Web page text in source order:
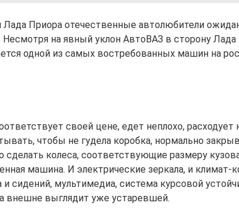
Приора отечественные автолюбители
на явный уклон АвтоВАЗ в сторону Лада
одной из самых востребованных машин на
своей цене, едет неплохо, расходует
чтобы не гудела коробка, нормально
колеса, соответствующие размеру
машина. И электрические зеркала, и климат-
и сидений, мультимедиа, система курсовой
внешне выглядит уже устаревшей.